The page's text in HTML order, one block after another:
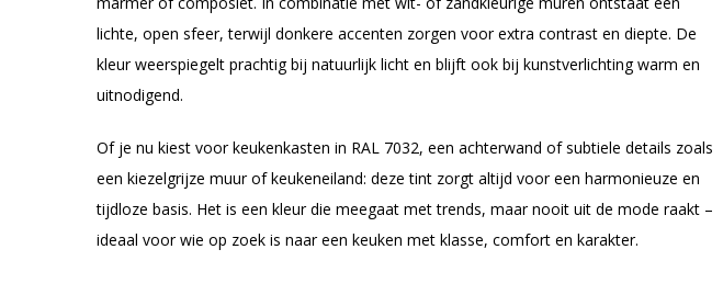
lichte, open sfeer, terwijl donkere accenten zorgen voor extra contrast en diepte. De
kleur weerspiegelt prachtig bij natuurlijk licht en blijft ook bij kunstverlichting warm en
uitnodigend.
Of je nu kiest voor keukenkasten in RAL 7032, een achterwand of subtiele details zoals
een kiezelgrijze muur of keukeneiland: deze tint zorgt altijd voor een harmonieuze en
tijdloze basis. Het is een kleur die meegaat met trends, maar nooit uit de mode raakt –
ideaal voor wie op zoek is naar een keuken met klasse, comfort en karakter.